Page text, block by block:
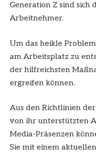
Generation Z sind sich
Arbeitnehmer.
Um das heikle
am Arbeitsplatz zu
der hilfreichsten
ergreifen können.
Aus den Richtlinien
von ihr unterstützten
Media-Präsenzen
Sie mit einem